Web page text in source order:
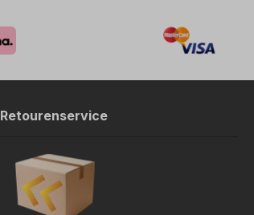
Retourenservice